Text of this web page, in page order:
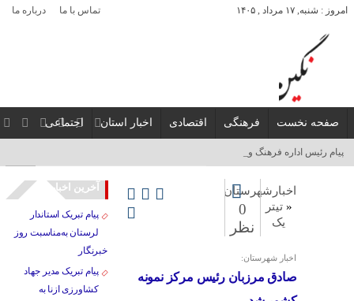
امروز : شنبه, ۱۷ مرداد , ۱۴۰۵ تماس با ما درباره ما
صفحه نخست فرهنگی اقتصادی اخبار استان اجتماعی
پیام رئیس اداره فرهنگ و ارشاد_
اخبارشهرستان
« تیتر
یک
0
نظر
اخبار شهرستان:
صادق مرزبان رئیس مرکز نمونه
آخرین اخبار
پیام تبریک استاندار
لرستان به‌مناسبت روز
خبرنگار
پیام تبریک مدیر جهاد
کشاورزی ازنا به